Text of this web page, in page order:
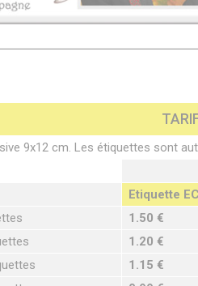
9x12 cm. Les étiquettes sont
Etiquette
1.50 €
1.20 €
1.15 €